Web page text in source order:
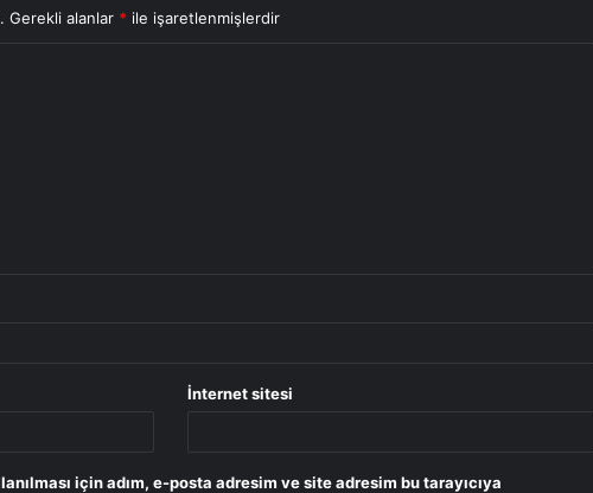
Gerekli alanlar * ile işaretlenmişlerdir
İnternet sitesi
için adım, e-posta adresim ve site adresim bu tarayıcıya